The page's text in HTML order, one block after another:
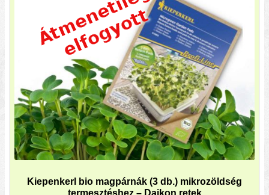
Kiepenkerl bio magpárnák (3 db.) mikrozöldség